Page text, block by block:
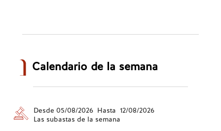
Calendario de la semana
Desde 05/08/2026 Hasta 12/08/2026
Las subastas de la semana